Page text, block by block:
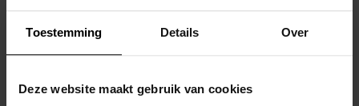
Toestemming Details Over
Deze website maakt gebruik van cookies
Helaas, er is een fout opgetreden